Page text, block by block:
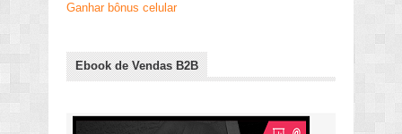
Ganhar bônus celular
Ebook de Vendas B2B